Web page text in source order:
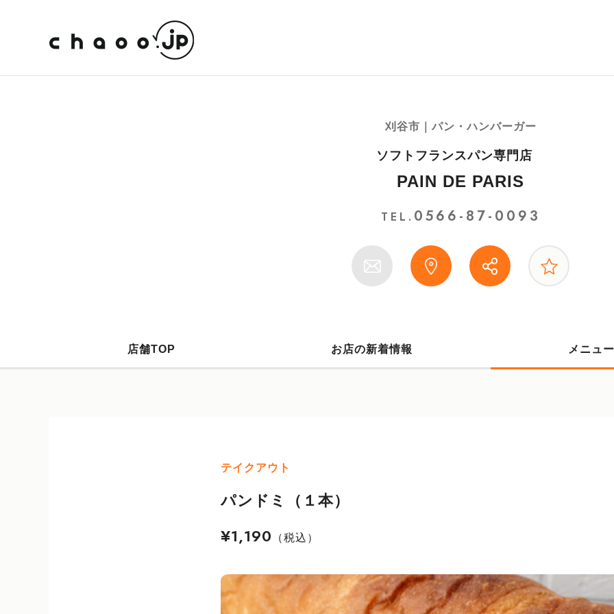
刈谷市｜パン・ハンバーガー
ソフトフランスパン専門店
PAIN DE PARIS
TEL. 0566-87-0093
店舗TOP お店の新着情報 メニュ
テイクアウト
パンドミ（１本）
¥1,190 （税込）